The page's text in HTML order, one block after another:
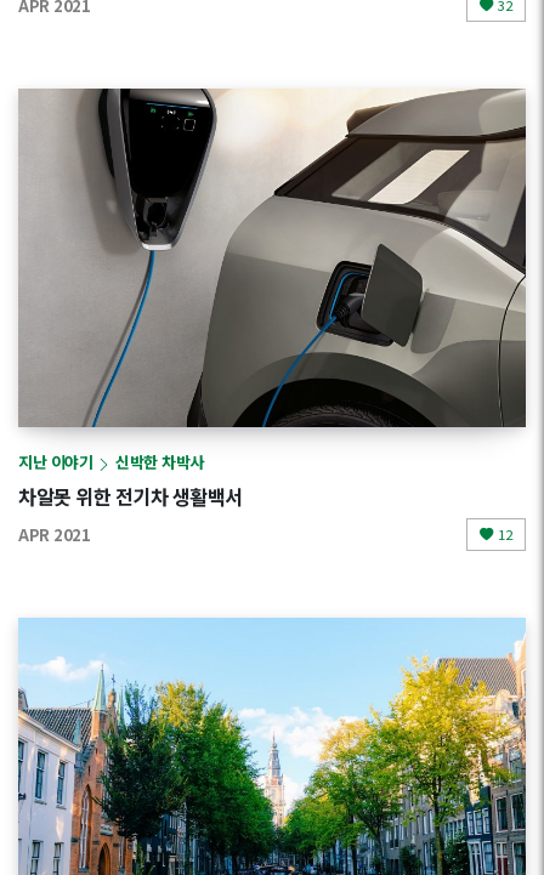
APR 2021 32
지난 이야기 신박한 차박사
차알못 위한 전기차 생활백서
APR 2021 12